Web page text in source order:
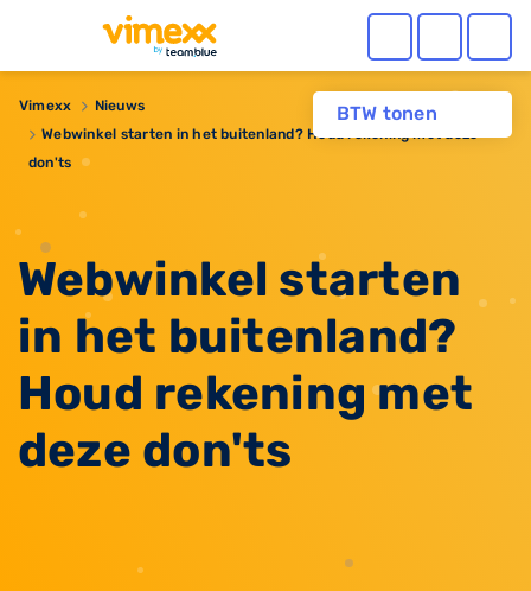
BTW tonen
Vimexx
Nieuws
​Webwinkel starten in het buitenland? Houd rekening met deze
don'ts
​Webwinkel starten
in het buitenland?
Houd rekening met
deze don'ts